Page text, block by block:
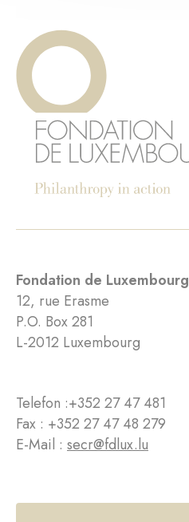
Fondation de Luxembourg
12, rue Erasme
P.O. Box 281
L-2012 Luxembourg
Telefon :+352 27 47 481
Fax : +352 27 47 48 279
E-Mail : secr@fdlux.lu